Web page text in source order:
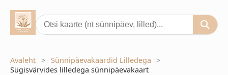
Avaleht
Sünnipäevakaardid Lilledega
Sügisvärvides lilledega sünnipäevakaart